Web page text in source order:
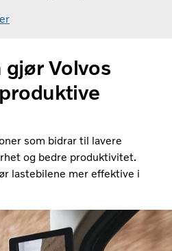
gjør Volvos
som bidrar til lavere
og bedre produktivitet.
lastebilene mer effektive i